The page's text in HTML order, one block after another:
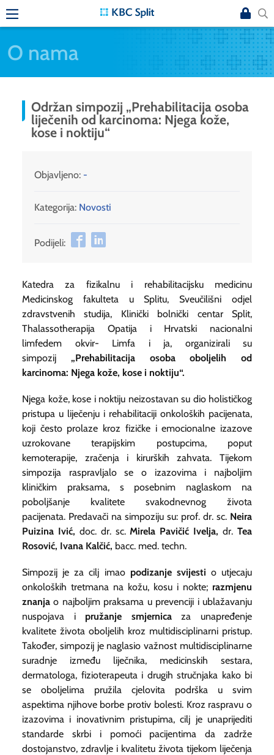
O nama
Održan simpozij „Prehabilitacija osoba
liječenih od karcinoma: Njega kože,
kose i noktiju“
Objavljeno: -
Kategorija: Novosti
Podijeli:
Katedra za fizikalnu i rehabilitacijsku medicinu
Medicinskog fakulteta u Splitu, Sveučilišni odjel
zdravstvenih studija, Klinički bolnički centar Split,
Thalassotherapija Opatija i Hrvatski nacionalni
limfedem okvir- Limfa i ja, organizirali su
simpozij „Prehabilitacija osoba oboljelih od
karcinoma: Njega kože, kose i noktiju“.
Njega kože, kose i noktiju neizostavan su dio holističkog
pristupa u liječenju i rehabilitaciji onkoloških pacijenata,
koji često prolaze kroz fizičke i emocionalne izazove
uzrokovane terapijskim postupcima, poput
kemoterapije, zračenja i kirurških zahvata. Tijekom
simpozija raspravljalo se o izazovima i najboljim
kliničkim praksama, s posebnim naglaskom na
poboljšanje kvalitete svakodnevnog života
pacijenata. Predavači na simpoziju su: prof. dr. sc. Neira
Puizina Ivić, doc. dr. sc.Mirela Pavičić Ivelja,dr.Tea
Rosović, Ivana Kalčić, bacc. med. techn.
Simpozij je za cilj imao podizanje svijesti o utjecaju
onkoloških tretmana na kožu, kosu i nokte; razmjenu
znanja o najboljim praksama u prevenciji i ublažavanju
nuspojava i pružanje smjernicaza unapređenje
kvalitete života oboljelih kroz multidisciplinarni pristup.
Također, simpozij je naglasio važnost multidisciplinarne
suradnje između liječnika, medicinskih sestara,
dermatologa, fizioterapeuta i drugih stručnjaka kako bi
se oboljelima pružila cjelovita podrška u svim
aspektima njihove borbe protiv bolesti. Kroz raspravu o
izazovima i inovativnim pristupima, cilj je unaprijediti
standarde skrbi i pomoći pacijentima da zadrže
dostojanstvo, zdravlje i kvalitetu života tijekom liječenja